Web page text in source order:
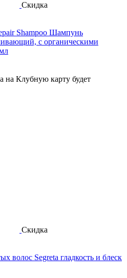
Скидка
Shampoo Шампунь
с органическими
на Клубную карту будет
Скидка
волос Segreta гладкость и блеск